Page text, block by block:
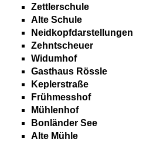
Zettlerschule
Alte Schule
Neidkopfdarstellungen
Zehntscheuer
Widumhof
Gasthaus Rössle
Keplerstraße
Frühmesshof
Mühlenhof
Bonländer See
Alte Mühle